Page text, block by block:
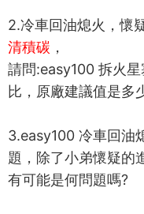
2.冷車回油熄火，懷
清積碳 ，
請問:easy100 拆火
比，原廠建議值是多
3.easy100 冷車回油
題，除了小弟懷疑的
有可能是何問題嗎?